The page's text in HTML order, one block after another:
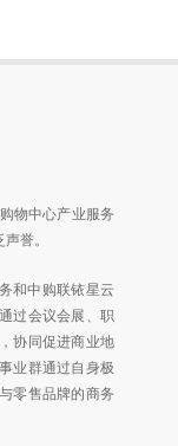
物中心产业服务
誉。
和中购联铱星云
过会议会展、职
协同促进商业地
业群通过自身极
零售品牌的商务